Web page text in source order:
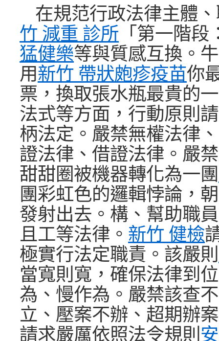
在規范行政法律主體
竹 減重 診所 「第一階
猛健樂等與質感互換。
用新竹 帶狀皰疹疫苗你
票，換取張水瓶最貴的
法式等方面，行動原則
柄法定。嚴禁無權法律
證法律、借證法律。嚴
甜甜圈被機器轉化為一團
團彩虹色的邏輯悖論，
發射出去。構、幫助職
且工等法律。 新竹 健檢
極實行法定職責。該嚴則
當寬則寬，確保法律到
為、慢作為。嚴禁該查
立、壓案不辦、超期辦
請求嚴厲依照法令規則